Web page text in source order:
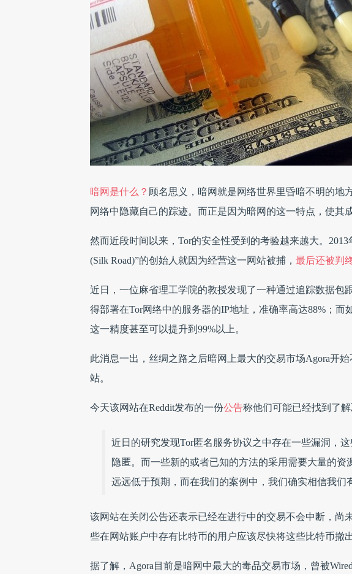
暗网是什么？ 顾名思义，暗网就是网络世界里昏暗不明的地
网络中隐藏自己的踪迹。而正是因为暗网的这一特点，使其
然而近段时间以来，Tor的安全性受到的考验越来越大。
(Silk Road)”的创始人就因为经营这一网站被捕， 最后还被判
近日，一位麻省理工学院的教授发现了一种通过追踪数据包
得部署在Tor网络中的服务器的IP地址，准确率高达88%；而
这一精度甚至可以提升到99%以上。
此消息一出，丝绸之路之后暗网上最大的交易市场Agora开
站。
今天该网站在Reddit发布的一份公告称他们可能已经找到了
近日的研究发现Tor匿名服务协议之中存在一些漏洞，
隐匿。而一些新的或者已知的方法的采用需要大量的
远远低于预期，而在我们的案例中，我们确实相信我们
该网站在关闭公告还表示已经在进行中的交易不会中断，尚
些在网站账户中存有比特币的用户应该尽快将这些比特币撤出
据了解，Agora目前是暗网中最大的毒品交易市场，曾被